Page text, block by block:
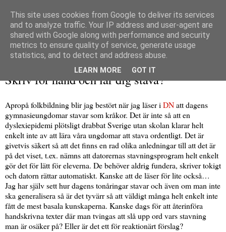
Skriv för hand och lär dig stava?
Apropå folkbildning blir jag bestört när jag läser i DNatt dagens
gymnasieungdomar stavar som kråkor. Det är inte så att en
dyslexiepidemi plötsligt drabbat Sverige utan skolan klarar helt
enkelt inte av att lära våra ungdomar att stava ordentligt. Det är
givetvis säkert så att det finns en rad olika anledningar till att det är
på det viset, t.ex. nämns att datorernas stavningsprogram helt enkelt
gör det för lätt för eleverna. De behöver aldrig fundera, skriver tokigt
och datorn rättar automatiskt. Kanske att de läser för lite också…
Jag har själv sett hur dagens tonåringar stavar och även om man inte
ska generalisera så är det tyvärr så att väldigt många helt enkelt inte
fått de mest basala kunskaperna. Kanske dags för att återinföra
handskrivna texter där man tvingas att slå upp ord vars stavning
man är osäker på? Eller är det ett för reaktionärt förslag?
This site uses cookies from Google to deliver its services
and to analyze traffic. Your IP address and user-agent are
shared with Google along with performance and security
metrics to ensure quality of service, generate usage
statistics, and to detect and address abuse.
LEARN MORE GOT IT